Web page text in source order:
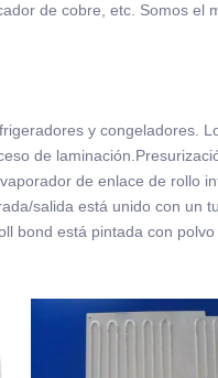
de cobre, etc. Somos el
y congeladores.
de
de enlace de rollo
salida está unido con un
bond está pintada con polvo